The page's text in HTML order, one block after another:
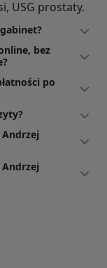
USG prostaty.
bez
po
Andrzej